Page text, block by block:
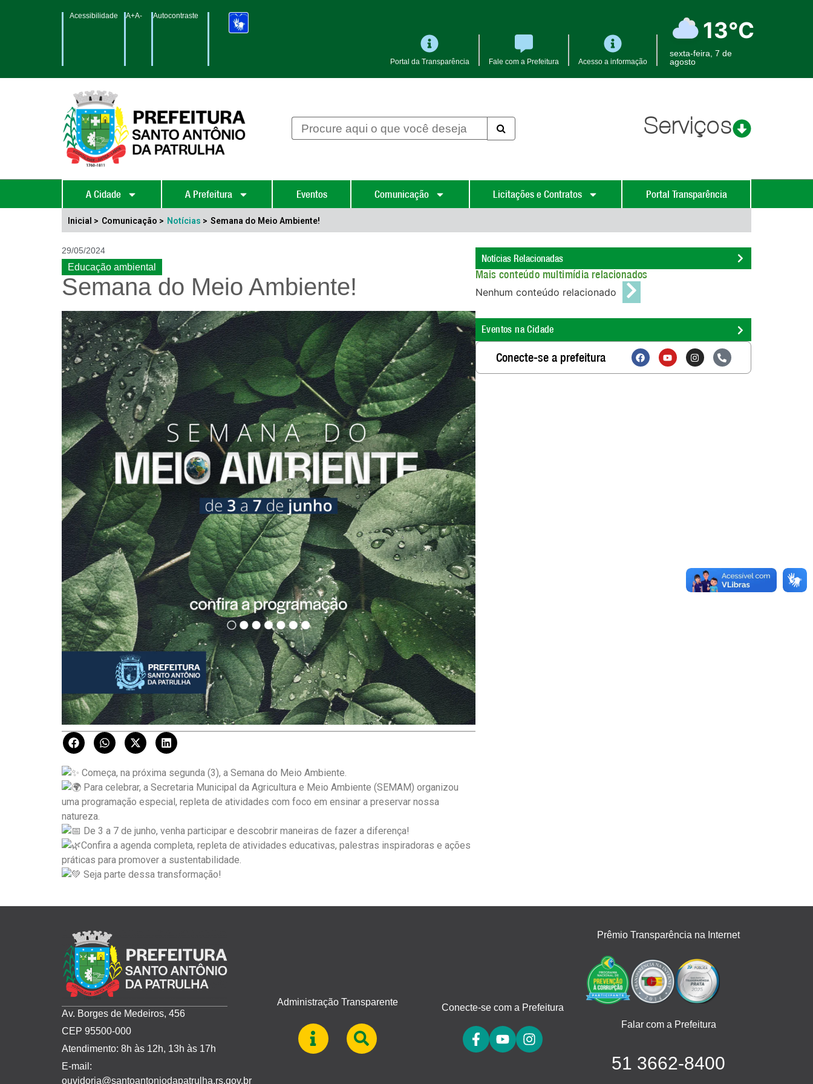
Acessibilidade A+A- Autocontraste
Portal da Transparência Fale com a Prefeitura Acesso a informação
13°C
sexta-feira, 7 de
agosto
Serviços
A Cidade A Prefeitura Eventos Comunicação Licitações e Contratos Portal Transparência
Inicial > Comunicação > Notícias > Semana do Meio Ambiente!
29/05/2024
Educação ambiental
Semana do Meio Ambiente!
Começa, na próxima segunda (3), a Semana do Meio Ambiente.
Para celebrar, a Secretaria Municipal da Agricultura e Meio Ambiente (SEMAM) organizou
uma programação especial, repleta de atividades com foco em ensinar a preservar nossa
natureza.
De 3 a 7 de junho, venha participar e descobrir maneiras de fazer a diferença!
Confira a agenda completa, repleta de atividades educativas, palestras inspiradoras e ações
práticas para promover a sustentabilidade.
Seja parte dessa transformação!
Notícias Relacionadas
Mais conteúdo multimídia relacionados
Nenhum conteúdo relacionado
Eventos na Cidade
Conecte-se a prefeitura
Av. Borges de Medeiros, 456
CEP 95500-000
Atendimento: 8h às 12h, 13h às 17h
E-mail:
ouvidoria@santoantoniodapatrulha.rs.gov.br
Administração Transparente Conecte-se com a Prefeitura
Prêmio Transparência na Internet
Falar com a Prefeitura
51 3662-8400